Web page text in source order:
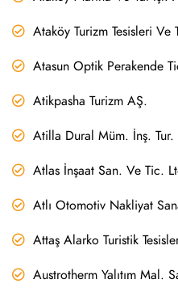
Ataköy Turizm Tesisleri Ve
Atasun Optik Perakende
Atikpasha Turizm AŞ.
Atilla Dural Müm. İnş.
Atlas İnşaat San. Ve Tic.
Atlı Otomotiv Nakliyat
Attaş Alarko Turistik
Austrotherm Yalıtım Mal.